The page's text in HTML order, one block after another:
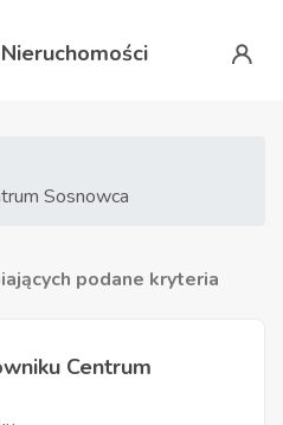
Sosnowca
podane kryteria
Centrum